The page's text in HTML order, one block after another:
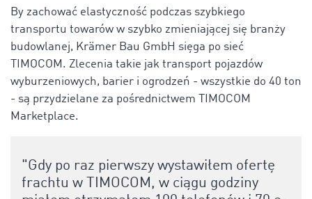
By zachować elastyczność podczas szybkiego
transportu towarów w szybko zmieniającej się branży
budowlanej, Krämer Bau GmbH sięga po sieć
TIMOCOM. Zlecenia takie jak transport pojazdów
wyburzeniowych, barier i ogrodzeń - wszystkie do 40 ton
- są przydzielane za pośrednictwem TIMOCOM
Marketplace.
"Gdy po raz pierwszy wystawiłem ofertę
frachtu w TIMOCOM, w ciągu godziny